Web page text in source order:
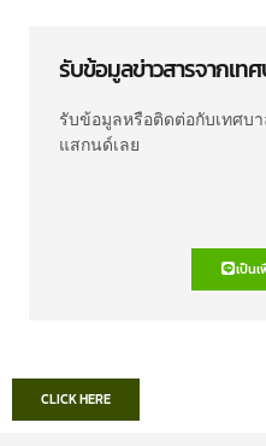
รับข้อมูลข่าวสารจากเท
รับข้อมูลหรือติดต่อกับเทศบ
แสกนด์เลย
เป็น
CLICK HERE